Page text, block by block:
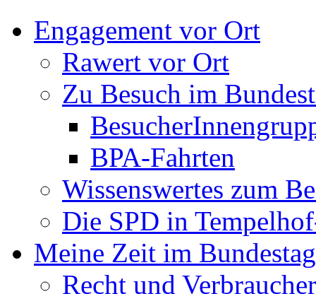
Engagement vor Ort
Rawert vor Ort
Zu Besuch im
BPA-Fahrten
Wissenswertes zum
Die SPD in
Meine Zeit im Bundestag
Recht und